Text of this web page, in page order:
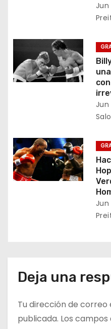
n
a
d
a
Jun
Jun
Jun
Deja una
Tu dirección de
publicada. Los